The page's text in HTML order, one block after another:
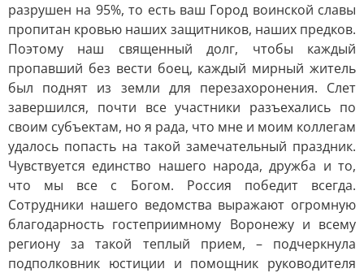
разрушен на 95%, то есть ваш Город воинской славы
пропитан кровью наших защитников, наших предков.
Поэтому наш священный долг, чтобы каждый
пропавший без вести боец, каждый мирный житель
был поднят из земли для перезахоронения. Слет
завершился, почти все участники разъехались по
своим субъектам, но я рада, что мне и моим коллегам
удалось попасть на такой замечательный праздник.
Чувствуется единство нашего народа, дружба и то,
что мы все с Богом. Россия победит всегда.
Сотрудники нашего ведомства выражают огромную
благодарность гостеприимному Воронежу и всему
региону за такой теплый прием, – подчеркнула
подполковник юстиции и помощник руководителя